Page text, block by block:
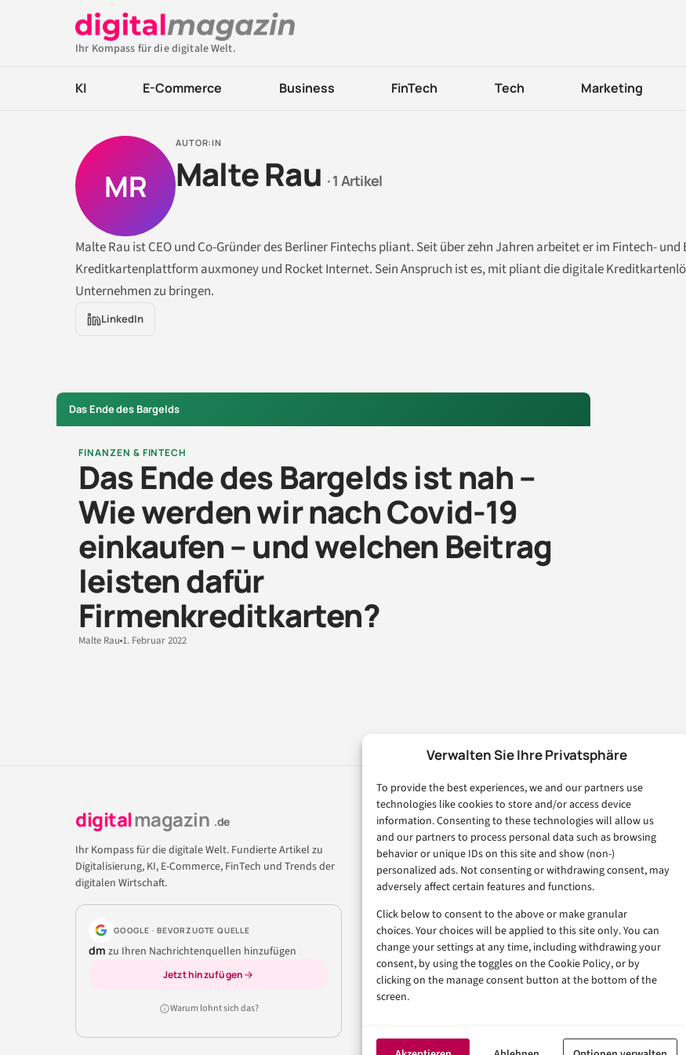
Verwalten Sie Ihre Privatsphäre
To provide the best experiences, we and our partners use
technologies like cookies to store and/or access device
information. Consenting to these technologies will allow us
and our partners to process personal data such as browsing
behavior or unique IDs on this site and show (non-)
personalized ads. Not consenting or withdrawing consent, may
adversely affect certain features and functions.
Click below to consent to the above or make granular
choices. Your choices will be applied to this site only. You can
change your settings at any time, including withdrawing your
consent, by using the toggles on the Cookie Policy, or by
clicking on the manage consent button at the bottom of the
screen.
Ihr Kompass für die digitale Welt.
KI E-Commerce Business FinTech Tech Marketing
MR
AUTOR:IN
Malte Rau · 1 Artikel
Malte Rau ist CEO und Co-Gründer des Berliner Fintechs pliant. Seit über zehn Jahren arbeitet er im Fintech-
Kreditkartenplattform auxmoney und Rocket Internet. Sein Anspruch ist es, mit pliant die digitale
Unternehmen zu bringen.
LinkedIn
Das Ende des Bargelds
FINANZEN & FINTECH
Das Ende des Bargelds ist nah –
Wie werden wir nach Covid-19
einkaufen – und welchen Beitrag
leisten dafür
Firmenkreditkarten?
Malte Rau 1. Februar 2022
digitalmagazin .de
Ihr Kompass für die digitale Welt. Fundierte Artikel zu
Digitalisierung, KI, E-Commerce, FinTech und Trends der
digitalen Wirtschaft.
GOOGLE · BEVORZUGTE QUELLE
dm zu Ihren Nachrichtenquellen hinzufügen
Jetzt hinzufügen
Warum lohnt sich das?
Rubriken
Künstliche Intelligenz
Technologie & IT
E-Commerce & Handel
Consumer & Digital Life
Marketing
Finanzen & FinTech
Business & Karriere
Sicherheit & Recht
Magazin
Unsere Redaktion
Werbeformate &